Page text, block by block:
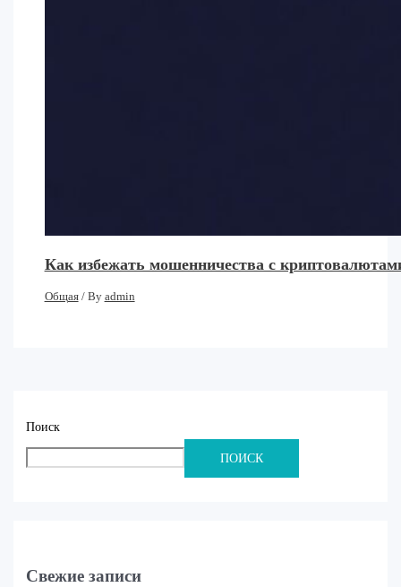
Как избежать мошенничества с
Общая/ By admin
Поиск
ПОИСК
Свежие записи